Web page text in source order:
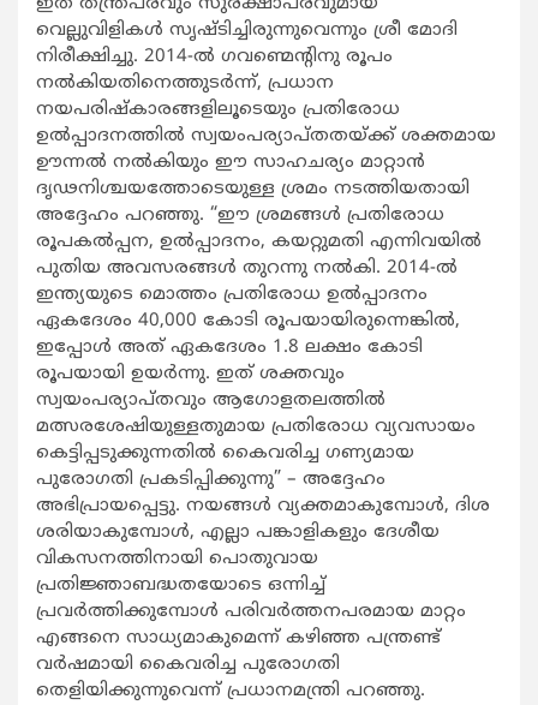
വെല്ലുവിളികൾ സൃഷ്ടിച്ചിരുന്നുവെന്നും ശ്രീ മോദി
നിരീക്ഷിച്ചു. 2014-ൽ ഗവണ്മെന്റിനു രൂപം
നൽകിയതിനെത്തുടർന്ന്, പ്രധാന
നയപരിഷ്കാരങ്ങളിലൂടെയും പ്രതിരോധ
ഉൽപ്പാദനത്തിൽ സ്വയംപര്യാപ്തതയ്ക്ക് ശക്തമായ
ഊന്നൽ നൽകിയും ഈ സാഹചര്യം മാറ്റാൻ
ദൃഢനിശ്ചയത്തോടെയുള്ള ശ്രമം നടത്തിയതായി
അദ്ദേഹം പറഞ്ഞു. “ഈ ശ്രമങ്ങൾ പ്രതിരോധ
രൂപകൽപ്പന, ഉൽപ്പാദനം, കയറ്റുമതി എന്നിവയിൽ
പുതിയ അവസരങ്ങൾ തുറന്നു നൽകി. 2014-ൽ
ഇന്ത്യയുടെ മൊത്തം പ്രതിരോധ ഉൽപ്പാദനം
ഏകദേശം 40,000 കോടി രൂപയായിരുന്നെങ്കിൽ,
ഇപ്പോൾ അത് ഏകദേശം 1.8 ലക്ഷം കോടി
രൂപയായി ഉയർന്നു. ഇത് ശക്തവും
സ്വയംപര്യാപ്തവും ആഗോളതലത്തിൽ
മത്സരശേഷിയുള്ളതുമായ പ്രതിരോധ വ്യവസായം
കെട്ടിപ്പടുക്കുന്നതിൽ കൈവരിച്ച ഗണ്യമായ
പുരോഗതി പ്രകടിപ്പിക്കുന്നു” – അദ്ദേഹം
അഭിപ്രായപ്പെട്ടു. നയങ്ങൾ വ്യക്തമാകുമ്പോൾ, ദിശ
ശരിയാകുമ്പോൾ, എല്ലാ പങ്കാളികളും ദേശീയ
വികസനത്തിനായി പൊതുവായ
പ്രതിജ്ഞാബദ്ധതയോടെ ഒന്നിച്ച്
പ്രവർത്തിക്കുമ്പോൾ പരിവർത്തനപരമായ മാറ്റം
എങ്ങനെ സാധ്യമാകുമെന്ന് കഴിഞ്ഞ പന്ത്രണ്ട്
വർഷമായി കൈവരിച്ച പുരോഗതി
തെളിയിക്കുന്നുവെന്ന് പ്രധാനമന്ത്രി പറഞ്ഞു.